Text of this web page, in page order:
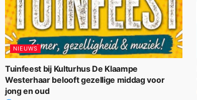
NIEUWS
Tuinfeest bij Kulturhus De Klaampe
Westerhaar belooft gezellige middag voor
jong en oud